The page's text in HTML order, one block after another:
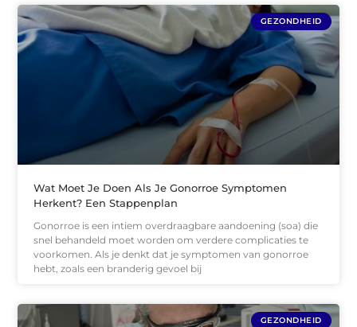
GEZONDHEID
Wat Moet Je Doen Als Je Gonorroe Symptomen
Herkent? Een Stappenplan
Gonorroe is een intiem overdraagbare aandoening (soa) die
snel behandeld moet worden om verdere complicaties te
voorkomen. Als je denkt dat je symptomen van gonorroe
hebt, zoals een branderig gevoel bij
GEZONDHEID